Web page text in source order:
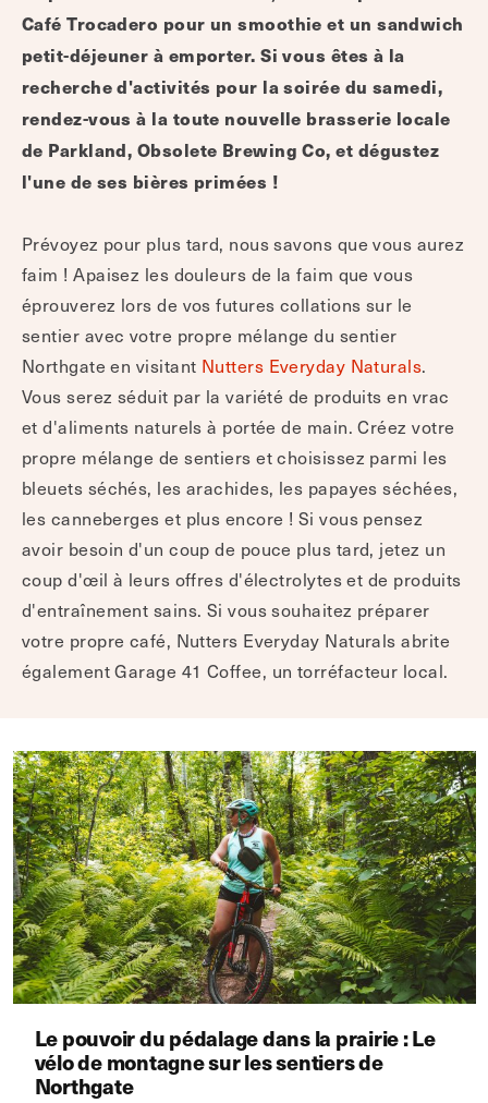
Café Trocadero pour un smoothie et un sandwich
petit-déjeuner à emporter. Si vous êtes à la
recherche d'activités pour la soirée du samedi,
rendez-vous à la toute nouvelle brasserie locale
de Parkland, Obsolete Brewing Co, et dégustez
l'une de ses bières primées !
Prévoyez pour plus tard, nous savons que vous aurez
faim ! Apaisez les douleurs de la faim que vous
éprouverez lors de vos futures collations sur le
sentier avec votre propre mélange du sentier
Northgate en visitant Nutters Everyday Naturals.
Vous serez séduit par la variété de produits en vrac
et d'aliments naturels à portée de main. Créez votre
propre mélange de sentiers et choisissez parmi les
bleuets séchés, les arachides, les papayes séchées,
les canneberges et plus encore ! Si vous pensez
avoir besoin d'un coup de pouce plus tard, jetez un
coup d'œil à leurs offres d'électrolytes et de produits
d'entraînement sains. Si vous souhaitez préparer
votre propre café, Nutters Everyday Naturals abrite
également Garage 41 Coffee, un torréfacteur local.
Le pouvoir du pédalage dans la prairie : Le
vélo de montagne sur les sentiers de
Northgate